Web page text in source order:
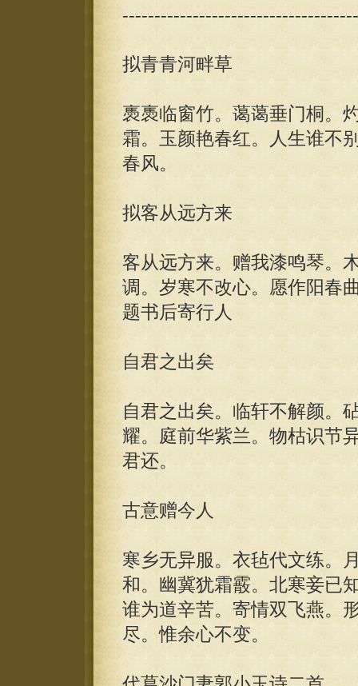
拟青青河畔草
褭褭临窗竹。蔼蔼垂门桐。
霜。玉颜艳春红。人生谁不
春风。
拟客从远方来
客从远方来。赠我漆鸣琴。
调。岁寒不改心。愿作阳春
题书后寄行人
自君之出矣
自君之出矣。临轩不解颜。
耀。庭前华紫兰。物枯识节
君还。
古意赠今人
寒乡无异服。衣毡代文练。
和。幽冀犹霜霰。北寒妾已
谁为道辛苦。寄情双飞燕。
尽。惟余心不变。